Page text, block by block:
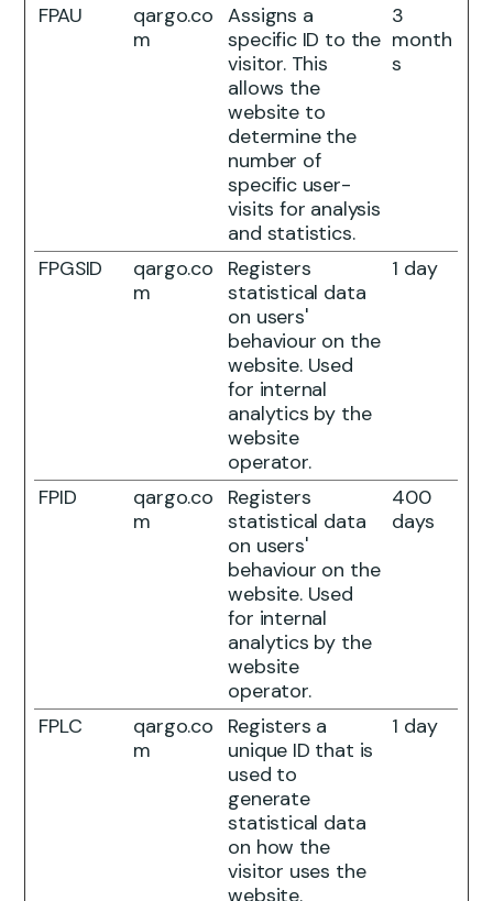
FPAU
qargo.co
m
Assigns a
specific ID to the
visitor. This
allows the
website to
determine the
number of
specific user-
visits for analysis
and statistics.
3
month
s
FPGSID
qargo.co
m
Registers
statistical data
on users'
behaviour on the
website. Used
for internal
analytics by the
website
operator.
1 day
FPID
qargo.co
m
Registers
statistical data
on users'
behaviour on the
website. Used
for internal
analytics by the
website
operator.
400
days
FPLC
qargo.co
m
Registers a
unique ID that is
used to
generate
statistical data
on how the
visitor uses the
website.
1 day